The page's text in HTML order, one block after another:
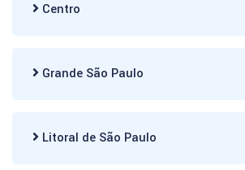
Centro
Grande São Paulo
Litoral de São Paulo